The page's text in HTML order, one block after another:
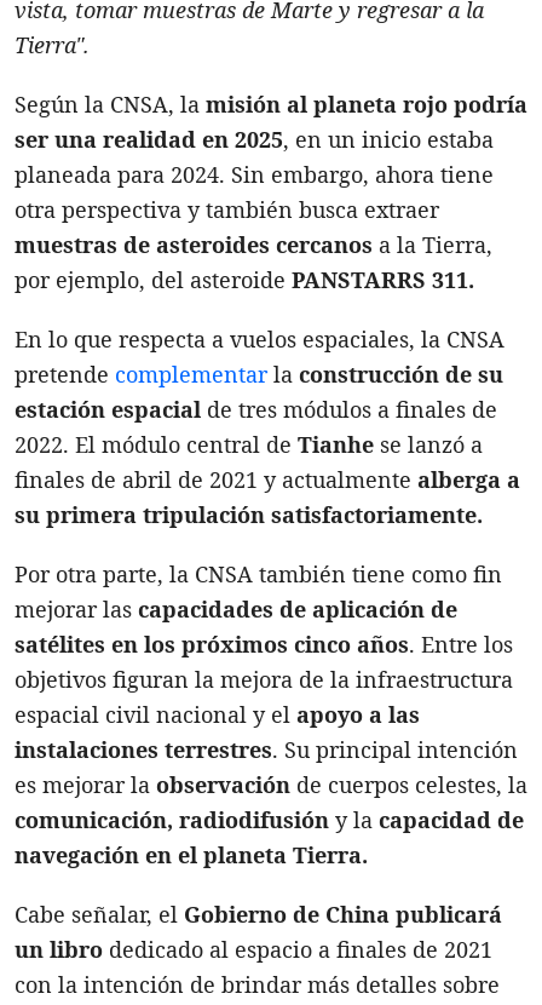
vista, tomar muestras de Marte y regresar a la
Tierra".
Según la CNSA, la misión al planeta rojo podría
ser una realidad en 2025, en un inicio estaba
planeada para 2024. Sin embargo, ahora tiene
otra perspectiva y también busca extraer
muestras de asteroides cercanos a la Tierra,
por ejemplo, del asteroide PANSTARRS 311.
En lo que respecta a vuelos espaciales, la CNSA
pretende complementarla construcción de su
estación espacial de tres módulos a finales de
2022. El módulo central de Tianhe se lanzó a
finales de abril de 2021 y actualmente alberga a
su primera tripulación satisfactoriamente.
Por otra parte, la CNSA también tiene como fin
mejorar las capacidades de aplicación de
satélites en los próximos cinco años. Entre los
objetivos figuran la mejora de la infraestructura
espacial civil nacional y el apoyo a las
instalaciones terrestres. Su principal intención
es mejorar la observación de cuerpos celestes, la
comunicación, radiodifusión y la capacidad de
navegación en el planeta Tierra.
Cabe señalar, el Gobierno de China publicará
un libro dedicado al espacio a finales de 2021
con la intención de brindar más detalles sobre